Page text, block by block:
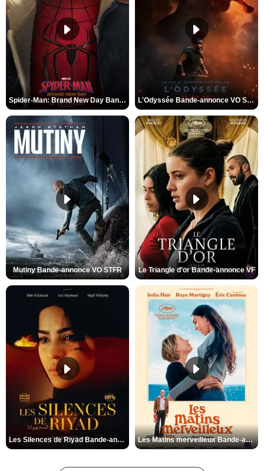
Spider-Man: Brand New Day Bande-annonce VO STFR L'Odyssée Bande-annonce VO STFR
Mutiny Bande-annonce VO STFR Le Triangle d'or Bande-annonce VF
Les Silences de Riyad Bande-annonce VO STFR Les Matins merveilleux Bande-annonce VF